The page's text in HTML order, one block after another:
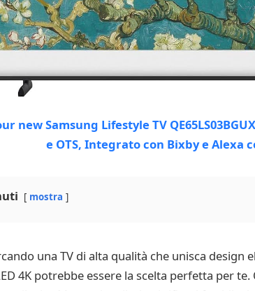
mostra
una TV di alta qualità che unisca design
4K potrebbe essere la scelta perfetta per